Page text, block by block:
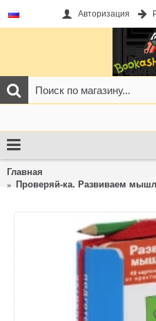
Авторизация
Главная
Проверяй-ка. Развиваем